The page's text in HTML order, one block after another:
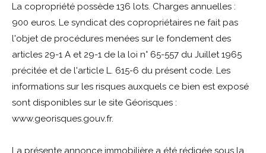
La copropriété possède 136 lots. Charges annuelles :
900 euros. Le syndicat des copropriétaires ne fait pas
l'objet de procédures menées sur le fondement des
articles 29-1 A et 29-1 de la loi n° 65-557 du Juillet 1965
précitée et de l'article L. 615-6 du présent code. Les
informations sur les risques auxquels ce bien est exposé
sont disponibles sur le site Géorisques :
www.georisques.gouv.fr.
La présente annonce immobilière a été rédigée sous la